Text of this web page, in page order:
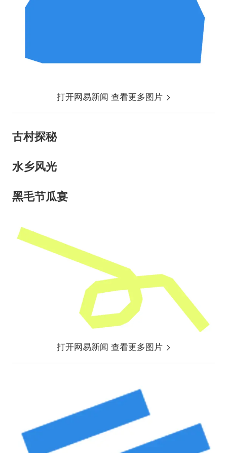
打开网易新闻 查看更多图片
古村探秘
水乡风光
黑毛节瓜宴
打开网易新闻 查看更多图片